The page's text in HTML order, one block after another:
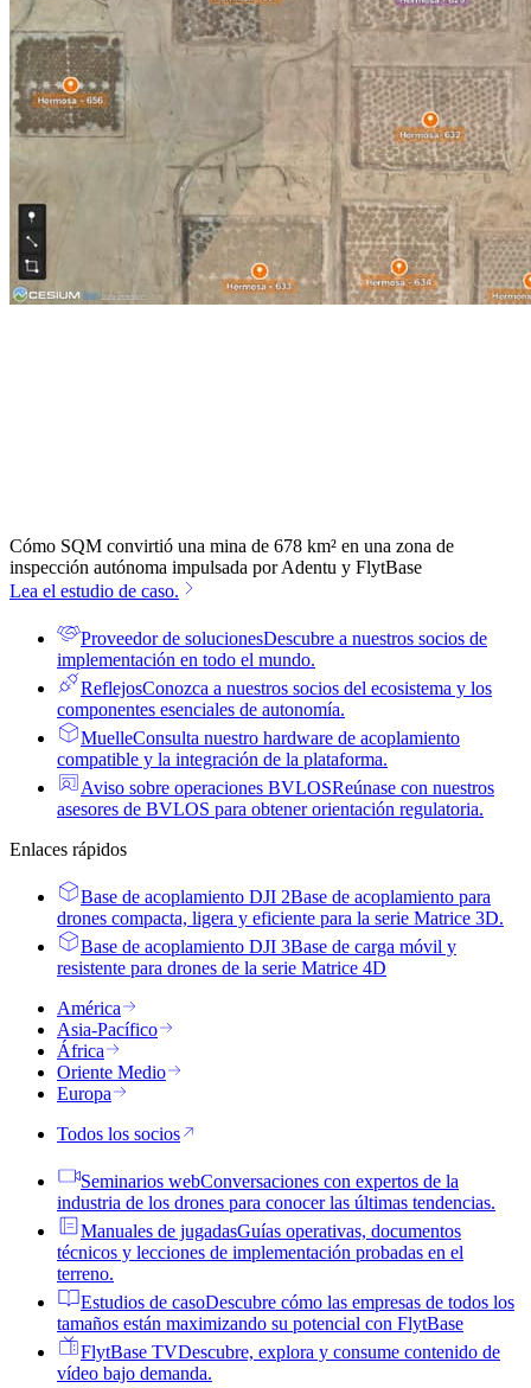
Cómo SQM convirtió una mina de 678 km² en una zona de
inspección autónoma impulsada por Adentu y FlytBase
Lea el estudio de caso.
Proveedor de solucionesDescubre a nuestros socios de
implementación en todo el mundo.
ReflejosConozca a nuestros socios del ecosistema y los
componentes esenciales de autonomía.
MuelleConsulta nuestro hardware de acoplamiento
compatible y la integración de la plataforma.
Aviso sobre operaciones BVLOSReúnase con nuestros
asesores de BVLOS para obtener orientación regulatoria.
Enlaces rápidos
Base de acoplamiento DJI 2Base de acoplamiento para
drones compacta, ligera y eficiente para la serie Matrice 3D.
Base de acoplamiento DJI 3Base de carga móvil y
resistente para drones de la serie Matrice 4D
América
Asia-Pacífico
África
Oriente Medio
Europa
Todos los socios
Seminarios webConversaciones con expertos de la
industria de los drones para conocer las últimas tendencias.
Manuales de jugadasGuías operativas, documentos
técnicos y lecciones de implementación probadas en el
terreno.
Estudios de casoDescubre cómo las empresas de todos los
tamaños están maximizando su potencial con FlytBase
FlytBase TVDescubre, explora y consume contenido de
vídeo bajo demanda.